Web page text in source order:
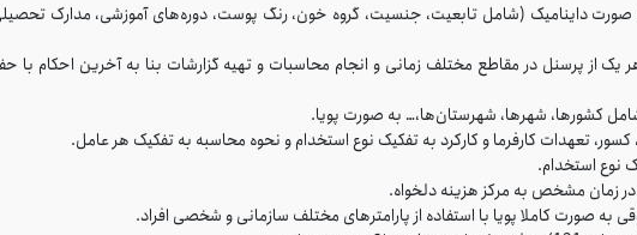
صورت داینامیک (شامل تابعیت، جنسیت، گروه خون، رنگ پوست، دوره‌های آموزشی، مدارک
یک از پرسنل در مقاطع مختلف زمانی و انجام محاسبات و تهیه گزارشات بنا به آخرین احکام با
کشورها، شهرها، شهرستان‌ها،… به صورت پویا.
تعهدات کارفرما و کارکرد به تفکیک نوع استخدام و نحوه محاسبه به تفکیک هر عامل.
نوع استخدام.
زمان مشخص به مرکز هزینه دلخواه.
صورت کاملا پویا با استفاده از پارامترهای مختلف سازمانی و شخصی افراد.